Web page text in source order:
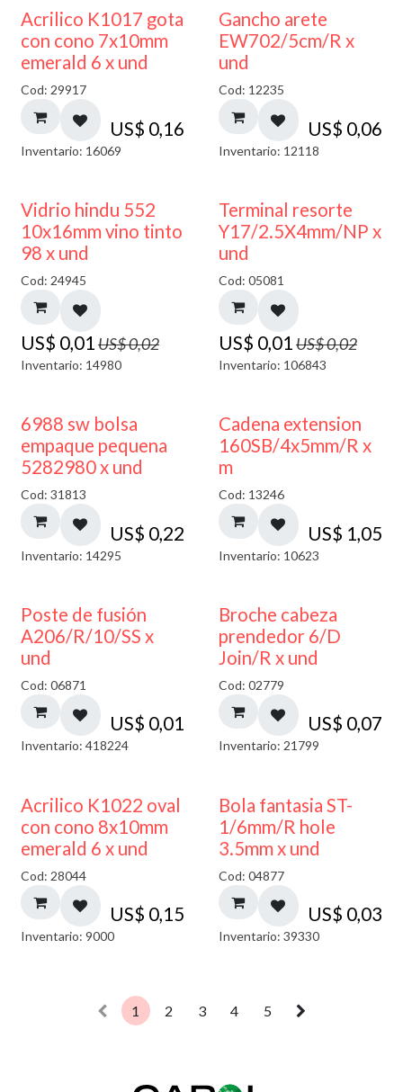
Acrilico K1017 gota
con cono 7x10mm
emerald 6 x und
Cod: 29917
US$ 0,16
Inventario: 16069
Gancho arete
EW702/5cm/R x
und
Cod: 12235
US$ 0,06
Inventario: 12118
40% DESCUENTO
Vidrio hindu 552
10x16mm vino tinto
98 x und
Cod: 24945
US$ 0,01 US$0,02
Inventario: 14980
50% DESCUENTO
Terminal resorte
Y17/2.5X4mm/NP x
und
Cod: 05081
US$ 0,01 US$0,02
Inventario: 106843
6988 sw bolsa
empaque pequena
5282980 x und
Cod: 31813
US$ 0,22
Inventario: 14295
Cadena extension
160SB/4x5mm/R x
m
Cod: 13246
US$ 1,05
Inventario: 10623
Poste de fusión
A206/R/10/SS x
und
Cod: 06871
US$ 0,01
Inventario: 418224
Broche cabeza
prendedor 6/D
Join/R x und
Cod: 02779
US$ 0,07
Inventario: 21799
Acrilico K1022 oval
con cono 8x10mm
emerald 6 x und
Cod: 28044
US$ 0,15
Inventario: 9000
Bola fantasia ST-
1/6mm/R hole
3.5mm x und
Cod: 04877
US$ 0,03
Inventario: 39330
1 2 3 4 5